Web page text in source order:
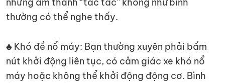
những âm thanh “tắc tắc” không như bình
thường có thể nghe thấy.
♣ Khó đề nổ máy: Bạn thường xuyên phải bấm
nút khởi động liên tục, có cảm giác xe khó nổ
máy hoặc không thể khởi động động cơ. Bình